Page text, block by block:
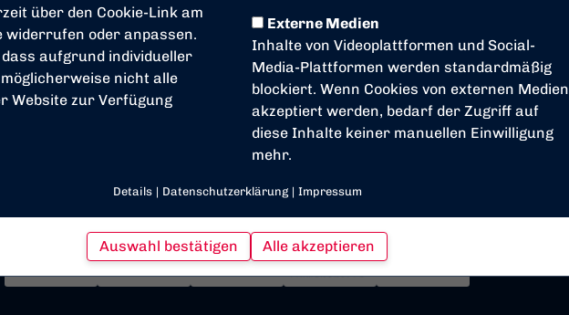
über den Cookie-Link am
widerrufen oder anpassen.
aufgrund individueller
nicht alle
Website zur Verfügung
Externe Medien
Inhalte von Videoplattformen und Social-
Media-Plattformen werden standardmäßig
blockiert. Wenn Cookies von externen Medien
akzeptiert werden, bedarf der Zugriff auf
diese Inhalte keiner manuellen Einwilligung
mehr.
Details | Datenschutzerklärung | Impressum
Auswahl bestätigen Alle akzeptieren